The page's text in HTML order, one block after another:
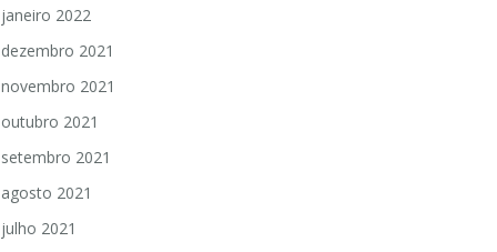
janeiro 2022
dezembro 2021
novembro 2021
outubro 2021
setembro 2021
agosto 2021
julho 2021